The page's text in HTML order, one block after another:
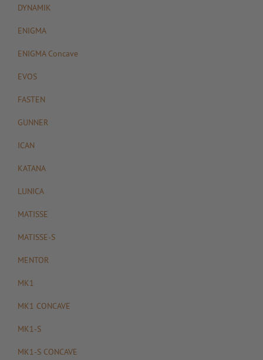
DYNAMIK
ENIGMA
ENIGMA Concave
EVOS
FASTEN
GUNNER
ICAN
KATANA
LUNICA
MATISSE
MATISSE-S
MENTOR
MK1
MK1 CONCAVE
MK1-S
MK1-S CONCAVE